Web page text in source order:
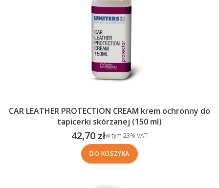
CAR LEATHER PROTECTION CREAM krem ochronny do
tapicerki skórzanej (150 ml)
Cena brutto
42,70 złw tym %s VAT
w tym 23% VAT
DO KOSZYKA